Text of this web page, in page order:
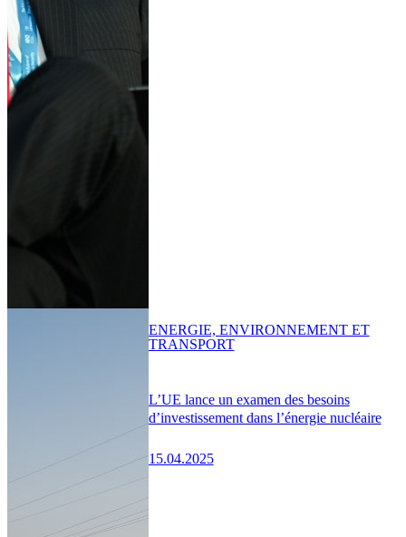
L’UE lance un examen des besoins
d’investissement dans l’énergie nucléaire
15.04.2025
ENERGIE, ENVIRONNEMENT ET
TRANSPORT